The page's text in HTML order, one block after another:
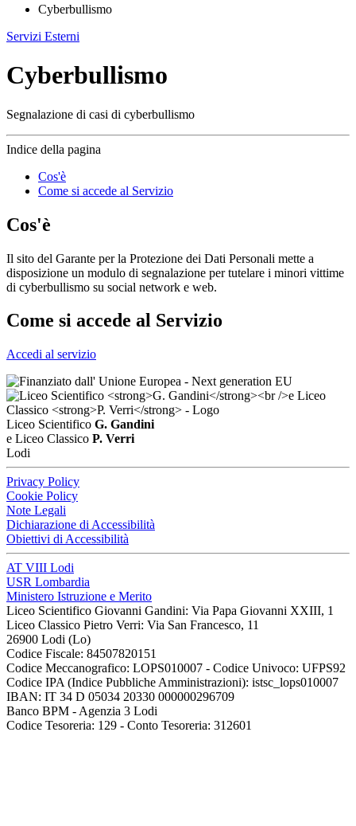
Cyberbullismo
Servizi Esterni
Cyberbullismo
Segnalazione di casi di cyberbullismo
Indice della pagina
Cos'è
Come si accede al Servizio
Cos'è
Il sito del Garante per la Protezione dei Dati Personali mette a
disposizione un modulo di segnalazione per tutelare i minori vittime
di cyberbullismo su social network e web.
Come si accede al Servizio
Accedi al servizio
Liceo Scientifico G. Gandini
e Liceo Classico P. Verri
Lodi
Privacy Policy
Cookie Policy
Note Legali
Dichiarazione di Accessibilità
Obiettivi di Accessibilità
AT VIII Lodi
USR Lombardia
Ministero Istruzione e Merito
Liceo Scientifico Giovanni Gandini: Via Papa Giovanni XXIII, 1
Liceo Classico Pietro Verri: Via San Francesco, 11
26900 Lodi (Lo)
Codice Fiscale: 84507820151
Codice Meccanografico: LOPS010007 - Codice Univoco: UFPS92
Codice IPA (Indice Pubbliche Amministrazioni): istsc_lops010007
IBAN: IT 34 D 05034 20330 000000296709
Banco BPM - Agenzia 3 Lodi
Codice Tesoreria: 129 - Conto Tesoreria: 312601